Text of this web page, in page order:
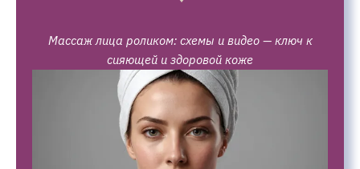
Массаж лица роликом: схемы и видео — ключ к
сияющей и здоровой коже